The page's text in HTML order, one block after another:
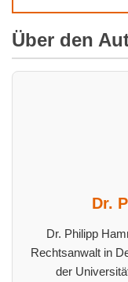
Über den
Dr.
Dr. Philipp
Rechtsanwalt in
der